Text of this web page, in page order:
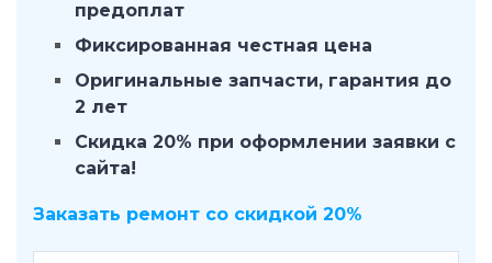
предоплат
Фиксированная честная цена
Оригинальные запчасти, гарантия до
2 лет
Скидка 20% при оформлении заявки с
сайта!
Заказать ремонт со скидкой 20%